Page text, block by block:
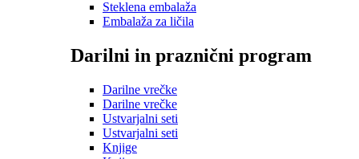
Steklena embalaža
Embalaža za ličila
Darilni in praznični program
Darilne vrečke
Darilne vrečke
Ustvarjalni seti
Ustvarjalni seti
Knjige